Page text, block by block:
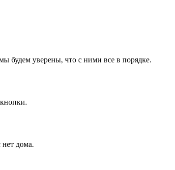
будем уверены, что с ними все в порядке.
дома.